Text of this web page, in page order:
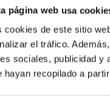
página web usa
cookies de este sitio
el tráfico.
sociales, publicidad y
hayan recopilado a
Ryan Deiss y
el conocimiento e